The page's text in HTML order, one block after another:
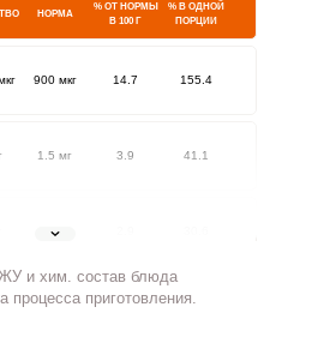
НОРМА
% ОТ НОРМЫ
В 100 Г
% В ОДНОЙ
ПОРЦИИ
900 мкг 14.7 155.4
1.5 мг 3.9 41.1
1.8 мг
500 мг 0.9 9.3
и хим. состав блюда
процесса приготовления.